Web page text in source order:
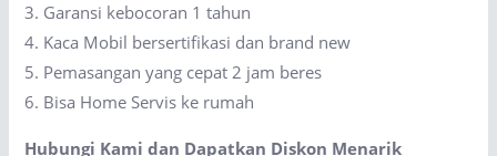
3. Garansi kebocoran 1 tahun
4. Kaca Mobil bersertifikasi dan brand new
5. Pemasangan yang cepat 2 jam beres
6. Bisa Home Servis ke rumah
Hubungi Kami dan Dapatkan Diskon Menarik